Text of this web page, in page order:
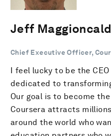
Jeff
Chief Executive Officer,
I feel lucky to be the
dedicated to
Our goal is to become
Coursera attracts
around the world who